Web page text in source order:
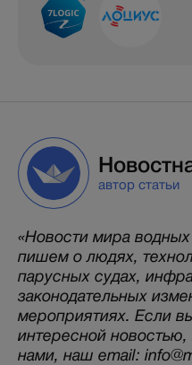
автор статьи
«Новости мира
пишем о людях,
парусных судах,
законодательных
мероприятиях. Если
интересной
нами, наш email: